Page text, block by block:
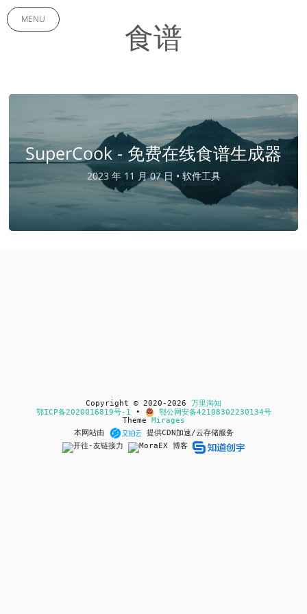
MENU 食谱
SuperCook - 免费在线食谱生成器
2023 年 11 月 07 日 • 软件工具
Copyright © 2020-2026 万里淘知
鄂ICP备2020016819号-1 •
鄂公网安备42108302230134号
Theme Mirages
本网站由
提供CDN加速/云存储服务